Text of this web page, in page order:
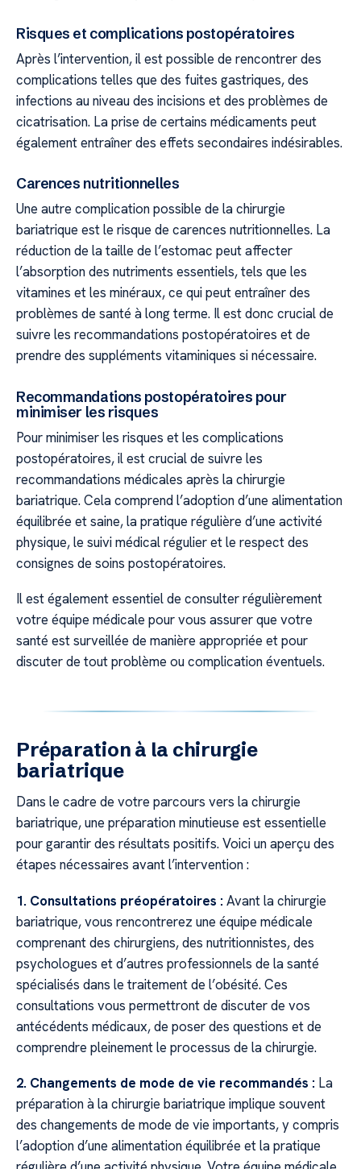
Risques et complications postopératoires
Après l’intervention, il est possible de rencontrer des
complications telles que des fuites gastriques, des
infections au niveau des incisions et des problèmes de
cicatrisation. La prise de certains médicaments peut
également entraîner des effets secondaires indésirables.
Carences nutritionnelles
Une autre complication possible de la chirurgie
bariatrique est le risque de carences nutritionnelles. La
réduction de la taille de l’estomac peut affecter
l’absorption des nutriments essentiels, tels que les
vitamines et les minéraux, ce qui peut entraîner des
problèmes de santé à long terme. Il est donc crucial de
suivre les recommandations postopératoires et de
prendre des suppléments vitaminiques si nécessaire.
Recommandations postopératoires pour
minimiser les risques
Pour minimiser les risques et les complications
postopératoires, il est crucial de suivre les
recommandations médicales après la chirurgie
bariatrique. Cela comprend l’adoption d’une alimentation
équilibrée et saine, la pratique régulière d’une activité
physique, le suivi médical régulier et le respect des
consignes de soins postopératoires.
Il est également essentiel de consulter régulièrement
votre équipe médicale pour vous assurer que votre
santé est surveillée de manière appropriée et pour
discuter de tout problème ou complication éventuels.
Préparation à la chirurgie
bariatrique
Dans le cadre de votre parcours vers la chirurgie
bariatrique, une préparation minutieuse est essentielle
pour garantir des résultats positifs. Voici un aperçu des
étapes nécessaires avant l’intervention :
1. Consultations préopératoires : Avant la chirurgie
bariatrique, vous rencontrerez une équipe médicale
comprenant des chirurgiens, des nutritionnistes, des
psychologues et d’autres professionnels de la santé
spécialisés dans le traitement de l’obésité. Ces
consultations vous permettront de discuter de vos
antécédents médicaux, de poser des questions et de
comprendre pleinement le processus de la chirurgie.
2. Changements de mode de vie recommandés : La
préparation à la chirurgie bariatrique implique souvent
des changements de mode de vie importants, y compris
l’adoption d’une alimentation équilibrée et la pratique